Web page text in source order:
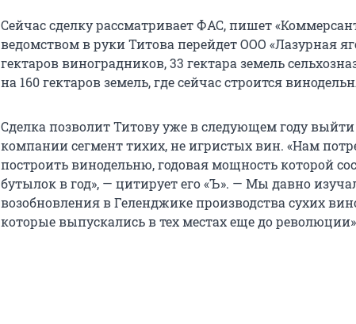
Сейчас сделку рассматривает ФАС, пишет
ведомством в руки Титова перейдет ООО «Лазурная
гектаров виноградников, 33 гектара земель
на 160 гектаров земель, где сейчас строится
Сделка позволит Титову уже в следующем году
компании сегмент тихих, не игристых вин. «Нам
построить винодельню, годовая мощность которой
бутылок в год», — цитирует его «Ъ». — Мы давно
возобновления в Геленджике производства сухих
которые выпускались в тех местах еще до